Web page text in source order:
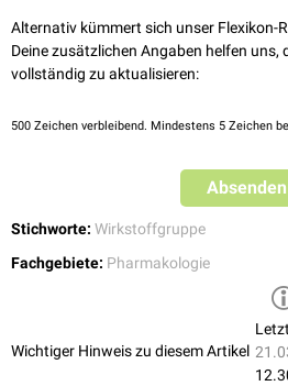
Leniolisib
Perifosin
Taselisib
Umbralisib
Alternativ kümmert sich unser Flexikon-
Deine zusätzlichen Angaben helfen uns,
vollständig zu aktualisieren:
500 Zeichen verbleibend. Mindestens 5 Zeichen
Absenden
Stichworte: Wirkstoffgruppe
Fachgebiete: Pharmakologie
Wichtiger Hinweis zu diesem Artikel